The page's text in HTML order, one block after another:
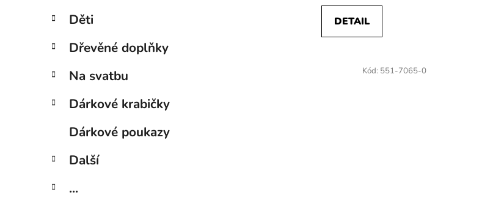
Děti
Dřevěné doplňky
Na svatbu
Dárkové krabičky
Dárkové poukazy
Další
...
DETAIL
Kód: 551-7065-0